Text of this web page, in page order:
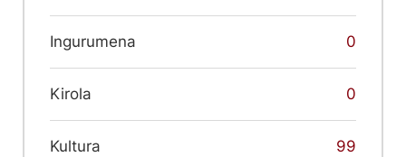
Ingurumena 0
Kirola 0
Kultura 99